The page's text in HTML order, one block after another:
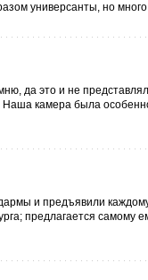
универсанты, но
да это и не
камера была
и предъявили
предлагается самому